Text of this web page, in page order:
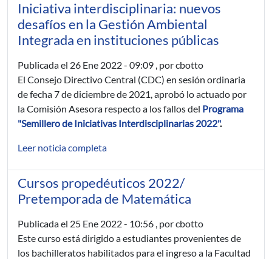
Iniciativa interdisciplinaria: nuevos
desafíos en la Gestión Ambiental
Integrada en instituciones públicas
Publicada el 26 Ene 2022 - 09:09 , por cbotto
El Consejo Directivo Central (CDC) en sesión ordinaria
de fecha 7 de diciembre de 2021, aprobó lo actuado por
la Comisión Asesora respecto a los fallos del Programa
"Semillero de Iniciativas Interdisciplinarias 2022".
Leer noticia completa
Cursos propedéuticos 2022/
Pretemporada de Matemática
Publicada el 25 Ene 2022 - 10:56 , por cbotto
Este curso está dirigido a estudiantes provenientes de
los bachilleratos habilitados para el ingreso a la Facultad